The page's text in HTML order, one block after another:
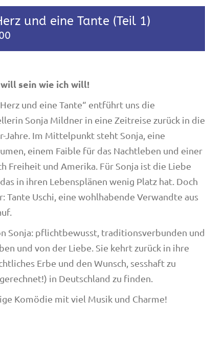
und eine Tante (Teil 1)
will sein wie ich will!
und eine Tante“ entführt uns die
Sonja Mildner in eine Zeitreise zurück in die
Jahre. Im Mittelpunkt steht Sonja, eine
einem Faible für das Nachtleben und einer
Freiheit und Amerika. Für Sonja ist die Liebe
in ihren Lebensplänen wenig Platz hat. Doch
Tante Uschi, eine wohlhabende Verwandte aus
Sonja: pflichtbewusst, traditionsverbunden und
und von der Liebe. Sie kehrt zurück in ihre
Erbe und den Wunsch, sesshaft zu
in Deutschland zu finden.
Komödie mit viel Musik und Charme!